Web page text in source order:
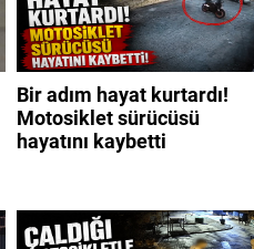
Bir adım hayat kurtardı!
Motosiklet sürücüsü
hayatını kaybetti